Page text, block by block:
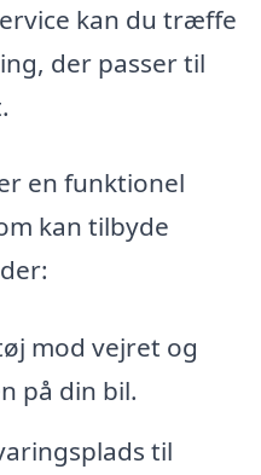
kan du træffe
der passer til
en funktionel
kan tilbyde
mod vejret og
på din bil.
til